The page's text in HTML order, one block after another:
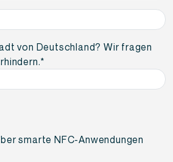
von Deutschland? Wir fragen
*
smarte NFC-Anwendungen